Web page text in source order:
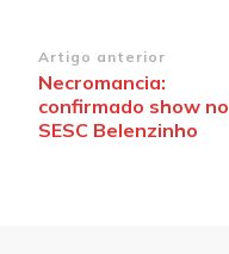
Navegação
de
post
Artigo anterior
Necromancia:
confirmado show no
SESC Belenzinho